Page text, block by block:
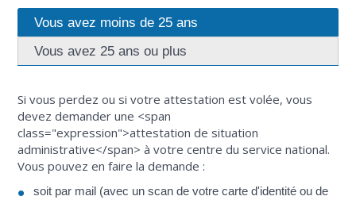
Vous avez moins de 25 ans
Vous avez 25 ans ou plus
Si vous perdez ou si votre attestation est volée, vous
devez demander une <span
class="expression">attestation de situation
administrative</span> à votre centre du service national.
Vous pouvez en faire la demande :
soit par mail (avec un scan de votre carte d'identité ou de